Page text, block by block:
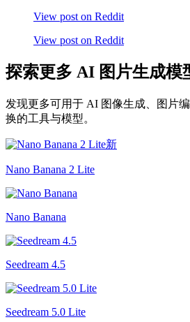
View post on Reddit
View post on Reddit
探索更多 AI 图片生成模
发现更多可用于 AI 图像生成、图片
换的工具与模型。
新
Nano Banana 2 Lite
Nano Banana
Seedream 4.5
Seedream 5.0 Lite